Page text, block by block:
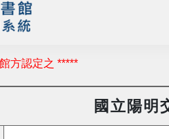
方認定之 *****
國立陽明